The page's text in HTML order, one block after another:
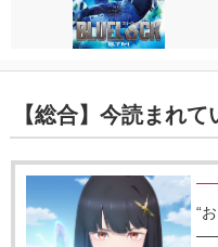
【総合】今読まれて
“
――